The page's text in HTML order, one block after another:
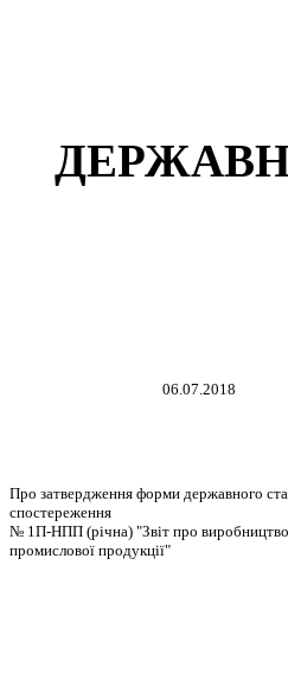
06.07.2018
Про затвердження форми державного
спостереження
№ 1П-НПП (річна) "Звіт про виробництво
промислової продукції"